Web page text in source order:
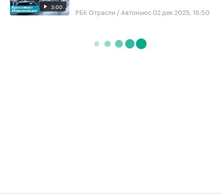
3:00 РБК Отрасли / Автоньюс 02 дек 2025, 16:50